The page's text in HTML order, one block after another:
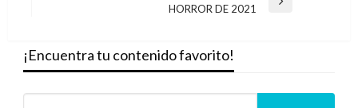
HORROR DE 2021
¡Encuentra tu contenido favorito!